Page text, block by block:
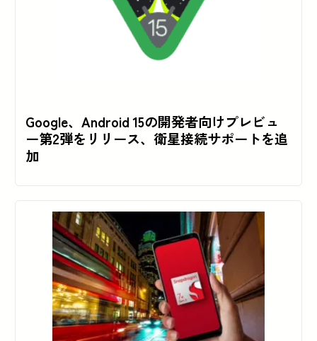
Google、Android 15の開発者向けプレビュ
ー第2弾をリリース、衛星接続サポートを追
加